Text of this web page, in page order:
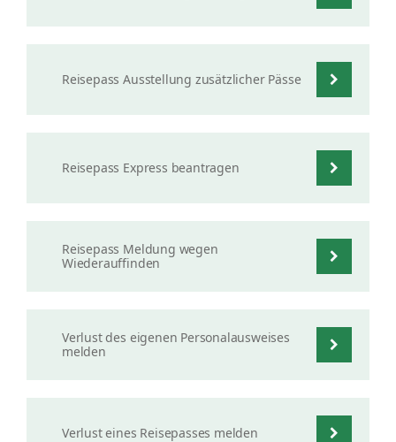
Reisepass Ausstellung zusätzlicher Pässe
Reisepass Express beantragen
Reisepass Meldung wegen
Wiederauffinden
Verlust des eigenen Personalausweises
melden
Verlust eines Reisepasses melden